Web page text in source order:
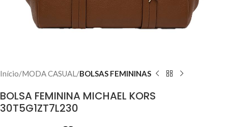
Início MODA CASUAL BOLSAS FEMININAS
BOLSA FEMININA MICHAEL KORS
30T5G1ZT7L230